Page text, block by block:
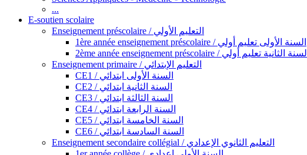
...
E-soutien scolaire
Enseignement préscolaire / التعليم الأولي
1ère année enseignement préscolaire / السنة الأولى تعليم أولي
2ème année enseignement préscolaire / السنة الثانية تعليم أولي
Enseignement primaire / التعليم الإبتدائي
CE1 / السنة الأولى ابتدائي
CE2 / السنة الثانية ابتدائي
CE3 / السنة الثالثة ابتدائي
CE4 / السنة الرابعة ابتدائي
CE5 / السنة الخامسة ابتدائي
CE6 / السنة السادسة ابتدائي
Enseignement secondaire collégial / التعليم الثانوي الإعدادي